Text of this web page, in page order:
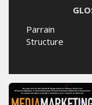
Parrain
Structure